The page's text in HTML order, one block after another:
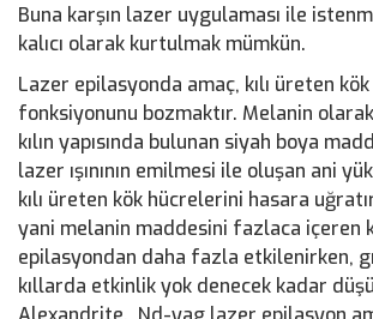
Buna karşın lazer uygulaması ile
kalıcı olarak kurtulmak mümkün.
Lazer epilasyonda amaç, kılı üreten
fonksiyonunu bozmaktır. Melanin
kılın yapısında bulunan siyah boya
lazer ışınının emilmesi ile oluşan ani
kılı üreten kök hücrelerini hasara
yani melanin maddesini fazlaca içeren
epilasyondan daha fazla etkilenirken,
kıllarda etkinlik yok denecek kadar